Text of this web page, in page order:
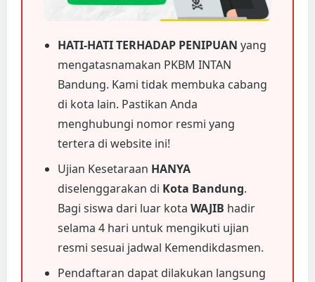
HATI-HATI TERHADAP PENIPUAN yang
mengatasnamakan PKBM INTAN
Bandung. Kami tidak membuka cabang
di kota lain. Pastikan Anda
menghubungi nomor resmi yang
tertera di website ini!
Ujian Kesetaraan HANYA
diselenggarakan di Kota Bandung.
Bagi siswa dari luar kota WAJIB hadir
selama 4 hari untuk mengikuti ujian
resmi sesuai jadwal Kemendikdasmen.
Pendaftaran dapat dilakukan langsung